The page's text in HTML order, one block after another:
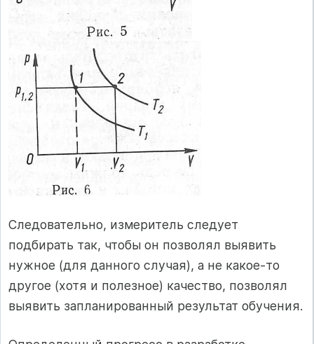
Следовательно, измеритель следует
подбирать так, чтобы он позволял выявить
нужное (для данного случая), а не какое-то
другое (хотя и полезное) качество, позволял
выявить запланированный результат обучения.